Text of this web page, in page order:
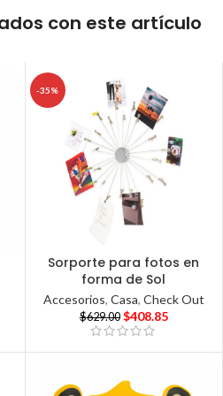
con este artículo
-35%
Sorporte para fotos en
forma de Sol
Accesorios, Casa, Check Out
$629.00 $408.85